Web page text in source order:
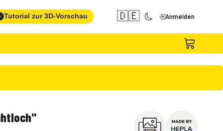
Tutorial zur 3D-Vorschau 🇩🇪 Anmelden